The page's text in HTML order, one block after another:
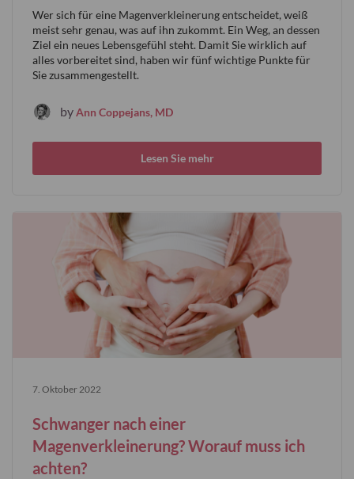
Wer sich für eine Magenverkleinerung entscheidet, weiß
meist sehr genau, was auf ihn zukommt. Ein Weg, an dessen
Ziel ein neues Lebensgefühl steht. Damit Sie wirklich auf
alles vorbereitet sind, haben wir fünf wichtige Punkte für
Sie zusammengestellt.
byAnn Coppejans, MD
Lesen Sie mehr
7. Oktober 2022
Schwanger nach einer
Magenverkleinerung? Worauf muss ich
achten?